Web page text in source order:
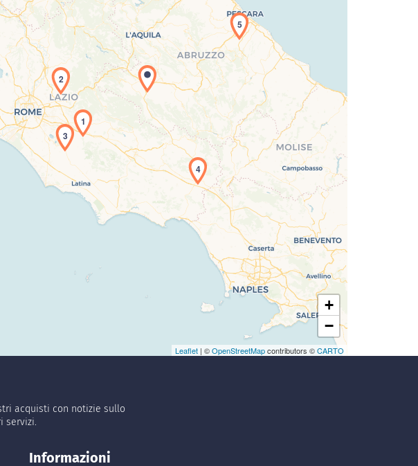
Caricamento della carta in corso...
1
2
3
4
5
+
−
Leaflet | ©OpenStreetMapcontributors ©CARTO
acquisti con notizie sullo
servizi.
Informazioni